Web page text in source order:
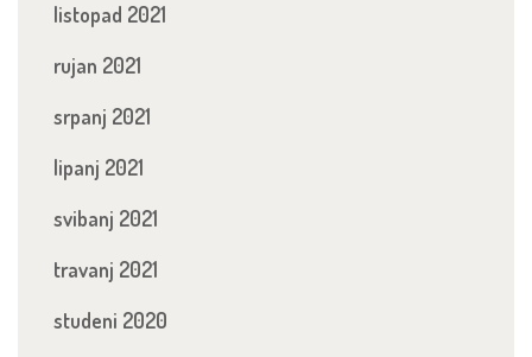
listopad 2021
rujan 2021
srpanj 2021
lipanj 2021
svibanj 2021
travanj 2021
studeni 2020